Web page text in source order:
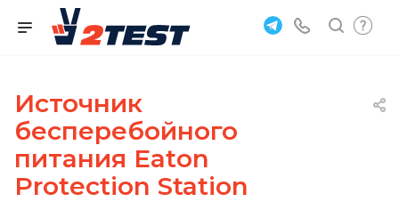
Источник
бесперебойного
питания Eaton
Protection Station